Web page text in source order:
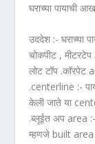
घराच्या पायाची
उददेश :- घराच्या
चोकपीट ,
लोट टॉप .कॉरपेट
.centerline :-
केली जाते या
.ब्लूईत अप area :-
म्हणजे built area